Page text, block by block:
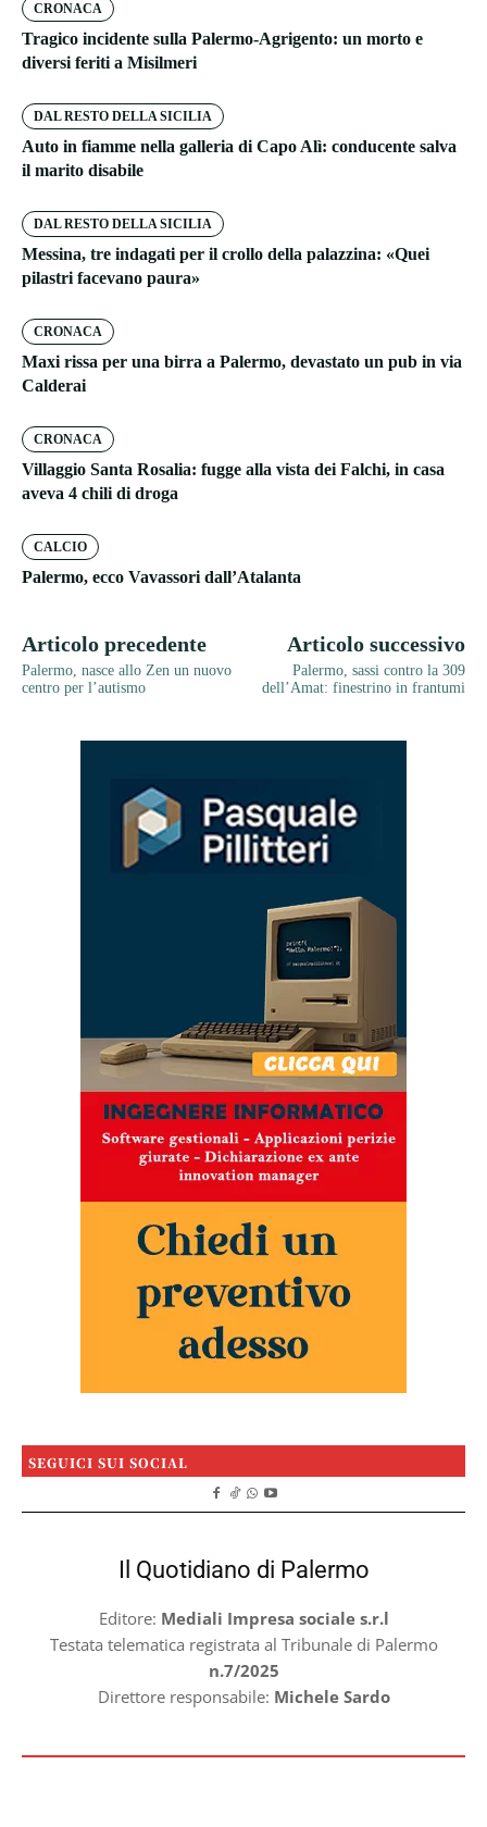
CRONACA
Tragico incidente sulla Palermo-Agrigento: un morto e
diversi feriti a Misilmeri
DAL RESTO DELLA SICILIA
Auto in fiamme nella galleria di Capo Alì: conducente salva
il marito disabile
DAL RESTO DELLA SICILIA
Messina, tre indagati per il crollo della palazzina: «Quei
pilastri facevano paura»
CRONACA
Maxi rissa per una birra a Palermo, devastato un pub in via
Calderai
CRONACA
Villaggio Santa Rosalia: fugge alla vista dei Falchi, in casa
aveva 4 chili di droga
CALCIO
Palermo, ecco Vavassori dall’Atalanta
Articolo precedente
Palermo, nasce allo Zen un nuovo
centro per l’autismo
Articolo successivo
Palermo, sassi contro la 309
dell’Amat: finestrino in frantumi
SEGUICI SUI SOCIAL
Il Quotidiano di Palermo
Editore: Mediali Impresa sociale s.r.l
Testata telematica registrata al Tribunale di Palermo
n.7/2025
Direttore responsabile: Michele Sardo